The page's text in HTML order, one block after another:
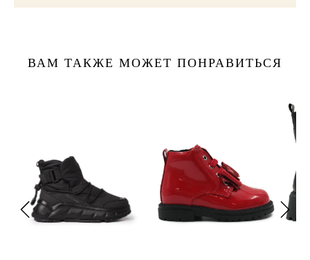
ВАМ ТАКЖЕ МОЖЕТ ПОНРАВИТЬСЯ